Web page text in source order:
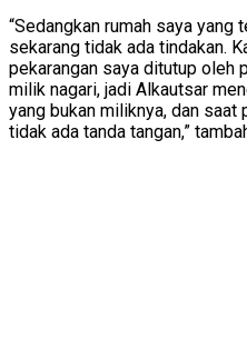
“Sedangkan rumah saya yang
sekarang tidak ada tindakan.
pekarangan saya ditutup oleh
milik nagari, jadi Alkautsar
yang bukan miliknya, dan
tidak ada tanda tangan,”